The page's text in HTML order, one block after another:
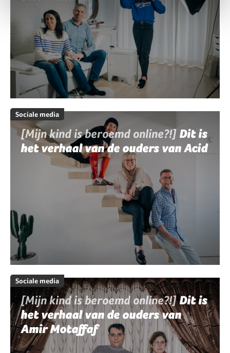
Sociale media
[Mijn kind is beroemd online?!] Dit is
het verhaal van de ouders van Acid
Sociale media
[Mijn kind is beroemd online?!]Dit is
het verhaal van de ouders van
Amir Motaffaf